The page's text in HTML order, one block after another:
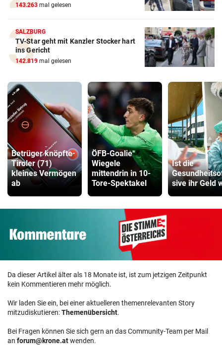
143.263 mal gelesen
SALZBURG
TV-Star geht mit Kanzler Stocker hart
ins Gericht
142.819 mal gelesen
Betrüger knöpfte
Tiroler (71)
kleines Vermögen
ab
ÖFB-Goalie
Wiegele
mittendrin in 10-
Tore-Spektakel
Ist die
sive ihr Geld
Da dieser Artikel älter als 18 Monate ist, ist zum jetzigen Zeitpunkt
kein Kommentieren mehr möglich.
Wir laden Sie ein, bei einer aktuelleren themenrelevanten Story
mitzudiskutieren:Themenübersicht.
Bei Fragen können Sie sich gern an das Community-Team per Mail
an forum@krone.atwenden.